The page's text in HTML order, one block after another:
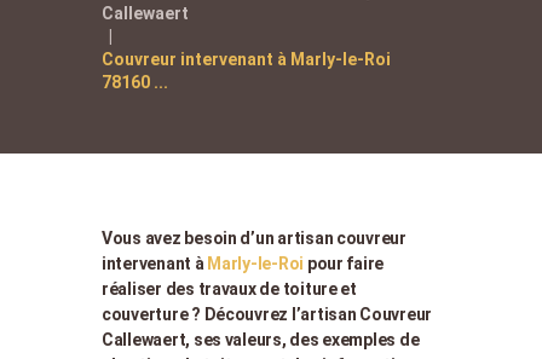
Callewaert
Couvreur intervenant à Marly-le-Roi
78160 ...
Vous avez besoin d’un artisan couvreur
intervenant à Marly-le-Roi pour faire
réaliser des travaux de toiture et
couverture ? Découvrez l’artisan Couvreur
Callewaert, ses valeurs, des exemples de